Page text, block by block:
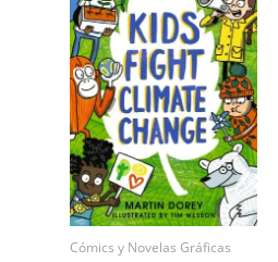
Cómics y Novelas Gráficas